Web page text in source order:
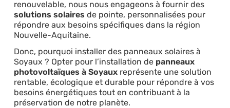
renouvelable, nous nous engageons à fournir des
solutions solaires de pointe, personnalisées pour
répondre aux besoins spécifiques dans la région
Nouvelle-Aquitaine.
Donc, pourquoi installer des panneaux solaires à
Soyaux ? Opter pour l’installation de panneaux
photovoltaïques à Soyauxreprésente une solution
rentable, écologique et durable pour répondre à vos
besoins énergétiques tout en contribuant à la
préservation de notre planète.